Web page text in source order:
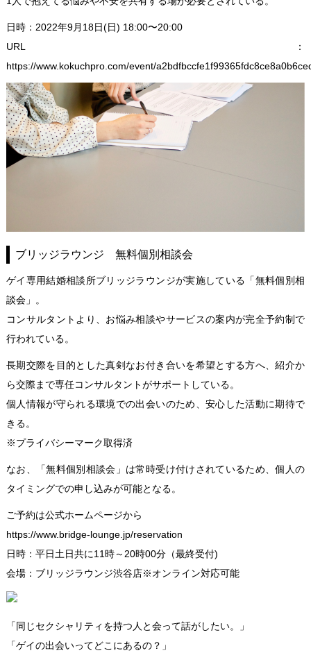
日時：2022年9月18日(日) 18:00〜20:00
URL：
https://www.kokuchpro.com/event/
ブリッジラウンジ 無料個別相談会
ゲイ専用結婚相談所ブリッジラウンジが実施している「無料個別相
談会」。
コンサルタントより、お悩み相談やサービスの案内が完全予約制で
行われている。
長期交際を目的とした真剣なお付き合いを希望とする方へ、紹介か
ら交際まで専任コンサルタントがサポートしている。
個人情報が守られる環境での出会いのため、安心した活動に期待で
きる。
※プライバシーマーク取得済
なお、「無料個別相談会」は常時受け付けされているため、個人の
タイミングでの申し込みが可能となる。
ご予約は公式ホームページから
https://www.bridge-lounge.jp/reservation
日時：平日土日共に11時～20時00分（最終受付)
会場：ブリッジラウンジ渋谷店※オンライン対応可能
「同じセクシャリティを持つ人と会って話がしたい。」
「ゲイの出会いってどこにあるの？」